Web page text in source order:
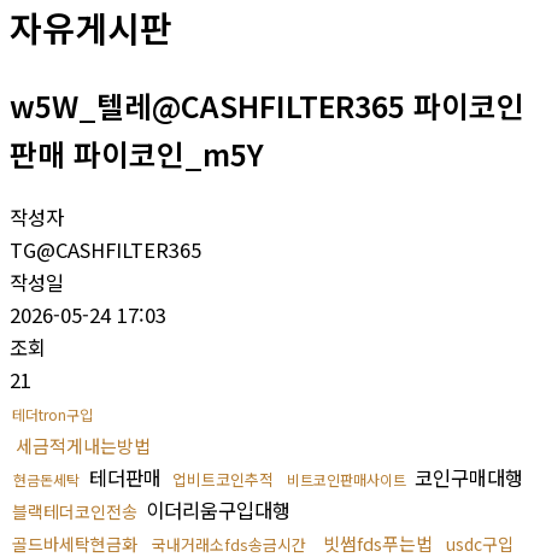
자유게시판
w5W_텔레@CASHFILTER365 파이코인
판매 파이코인_m5Y
작성자
TG@CASHFILTER365
작성일
2026-05-24 17:03
조회
21
테더tron구입
세금적게내는방법
현금돈세탁 테더판매 업비트코인추적 비트코인판매사이트 코인구매대행
블랙테더코인전송 이더리움구입대행
골드바세탁현금화 국내거래소fds송금시간 빗썸fds푸는법 usdc구입